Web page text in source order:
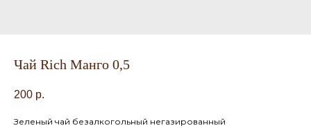
Чай Rich Манго 0,5
200 р.
Зеленый чай безалкогольный негазированный